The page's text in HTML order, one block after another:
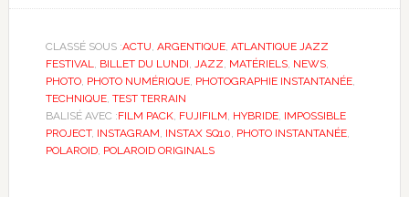
CLASSÉ SOUS :ACTU ARGENTIQUE, ATLANTIQUE JAZZ
FESTIVAL
BILLET DU LUNDI JAZZ MATÉRIELS, NEWS,
PHOTO, PHOTO NUMÉRIQUE, PHOTOGRAPHIE INSTANTANÉE,
TECHNIQUE, TEST TERRAIN
BALISÉ AVEC :FILM PACK, FUJIFILM HYBRIDE, IMPOSSIBLE
PROJECT, INSTAGRAM INSTAX SQ10 PHOTO INSTANTANÉE,
POLAROID, POLAROID ORIGINALS